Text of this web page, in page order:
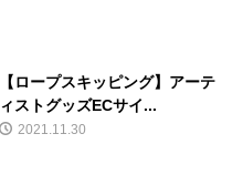
【ロープスキッピング】アーテ
ィストグッズECサイ...
2021.11.30